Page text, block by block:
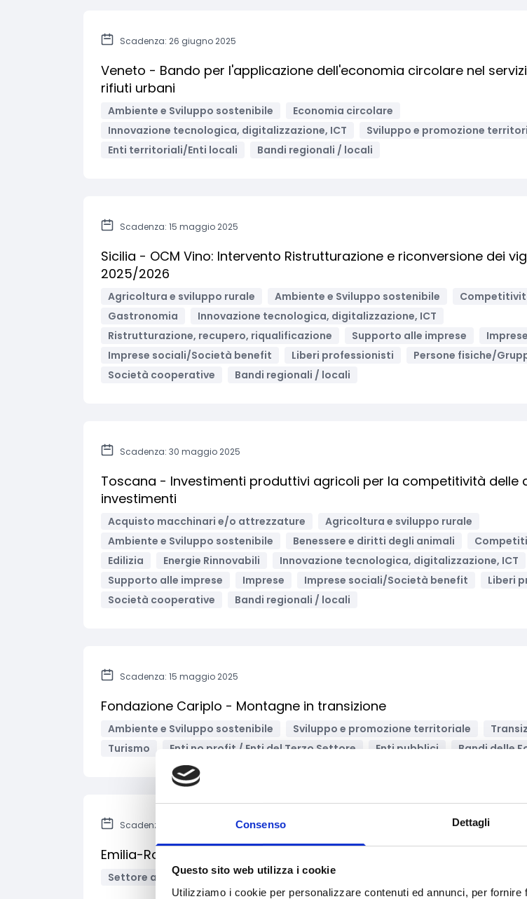
Consenso Dettagli
Questo sito web utilizza i cookie
Utilizziamo i cookie per personalizzare contenuti ed annunci, per
Scadenza: 26 giugno 2025
Veneto - Bando per l'applicazione dell'economia circolare nel
rifiuti urbani
Ambiente e Sviluppo sostenibile
Economia circolare
Innovazione tecnologica, digitalizzazione, ICT
Sviluppo e promozione
Enti territoriali/Enti locali
Bandi regionali / locali
Scadenza: 15 maggio 2025
Sicilia - OCM Vino: Intervento Ristrutturazione e riconversione dei
2025/2026
Agricoltura e sviluppo rurale Ambiente e Sviluppo sostenibile
Gastronomia
Innovazione tecnologica, digitalizzazione, ICT
Ristrutturazione, recupero, riqualificazione
Supporto alle imprese
Imprese
Imprese sociali/Società benefit
Liberi professionisti
Persone fisiche/
Società cooperative
Bandi regionali / locali
Scadenza: 30 maggio 2025
Toscana - Investimenti produttivi agricoli per la competitività delle
investimenti
Acquisto macchinari e/o attrezzature
Agricoltura e sviluppo rurale
Ambiente e Sviluppo sostenibile
Benessere e diritti degli animali
Edilizia
Energie Rinnovabili
Innovazione tecnologica, digitalizzazione, ICT
Supporto alle imprese
Imprese Imprese sociali/Società benefit
Liberi
Società cooperative
Bandi regionali / locali
Scadenza: 15 maggio 2025
Fondazione Cariplo - Montagne in transizione
Ambiente e Sviluppo sostenibile Sviluppo e promozione territoriale
Turismo
Enti no profit / Enti del Terzo Settore Enti pubblici Bandi delle
Scadenza: 28 febbraio 2025
Emilia-Romagna - Impegni per l'apicoltura: Apicoltura stanziale e
Settore apistico Enti pubblici Imprese